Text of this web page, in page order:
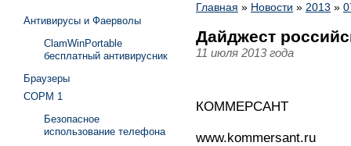
Главная » Новости » 2013 »
Дайджест
11 июля 2013 года
КОММЕРСАНТ
www.kommersant.ru
Антивирусы и Фаерволы
ClamWinPortable
бесплатный антивирусник
Браузеры
СОРМ 1
Безопасное
использование телефона